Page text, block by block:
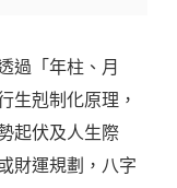
過「年柱、月
生剋制化原理，
起伏及人生際
財運規劃，八字